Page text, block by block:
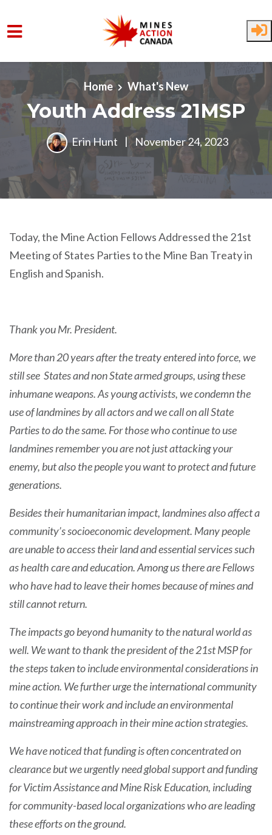
Skip to main content
Home
What's New
Youth Address 21MSP
Erin Hunt | November 24, 2023
Today, the Mine Action Fellows Addressed the 21st
Meeting of States Parties to the Mine Ban Treaty in
English and Spanish.
Thank you Mr. President.
More than 20 years after the treaty entered into force, we
still see States and non State armed groups, using these
inhumane weapons. As young activists, we condemn the
use of landmines by all actors and we call on all State
Parties to do the same. For those who continue to use
landmines remember you are not just attacking your
enemy, but also the people you want to protect and future
generations.
Besides their humanitarian impact, landmines also affect a
community’s socioeconomic development. Many people
are unable to access their land and essential services such
as health care and education. Among us there are Fellows
who have had to leave their homes because of mines and
still cannot return.
The impacts go beyond humanity to the natural world as
well. We want to thank the president of the 21st MSP for
the steps taken to include environmental considerations in
mine action. We further urge the international community
to continue their work and include an environmental
mainstreaming approach in their mine action strategies.
We have noticed that funding is often concentrated on
clearance but we urgently need global support and funding
for Victim Assistance and Mine Risk Education, including
for community-based local organizations who are leading
these efforts on the ground.